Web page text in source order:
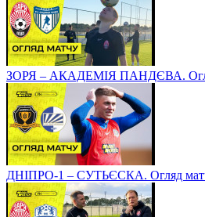
ЗОРЯ – АКАДЕМІЯ ПАНДЄВА.
ДНІПРО-1 – СУТЬЄСКА. Огляд